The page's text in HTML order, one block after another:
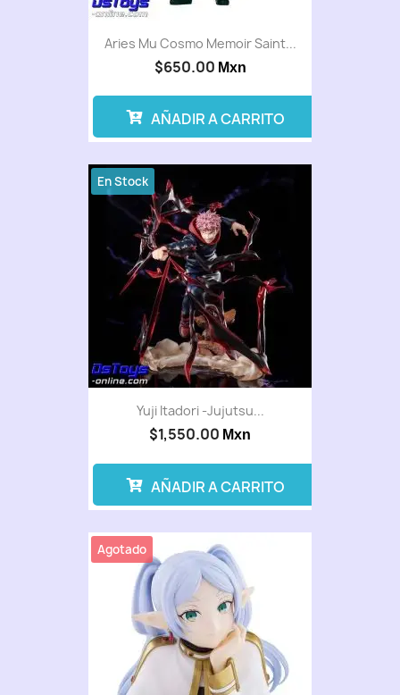
Aries Mu Cosmo Memoir Saint...
$650.00 Mxn
AÑADIR A CARRITO
Yuji Itadori -Jujutsu...
$1,550.00 Mxn
En Stock
AÑADIR A CARRITO
Agotado